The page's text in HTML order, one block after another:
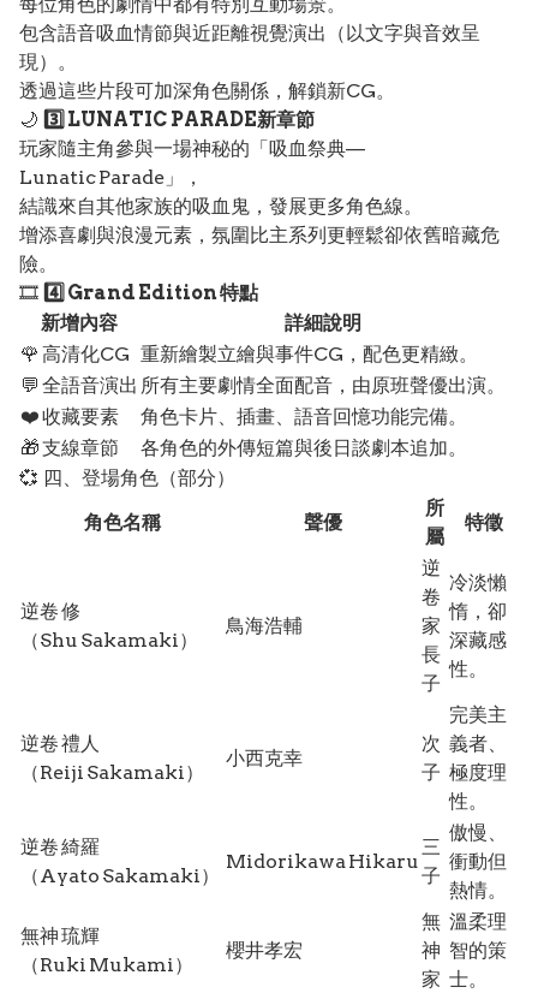
每位角色的劇情中都有特別互動場景。
包含語音吸血情節與近距離視覺演出（以文字與音效呈
現）。
透過這些片段可加深角色關係，解鎖新CG。
🌙 3️⃣ LUNATIC PARADE新章節
玩家隨主角參與一場神秘的「吸血祭典—
Lunatic Parade」，
結識來自其他家族的吸血鬼，發展更多角色線。
增添喜劇與浪漫元素，氛圍比主系列更輕鬆卻依舊暗藏危
險。
🎞️ 4️⃣ Grand Edition 特點
新增內容
詳細說明
🌹 高清化CG 重新繪製立繪與事件CG，配色更精緻。
💬 全語音演出 所有主要劇情全面配音，由原班聲優出演。
❤️ 收藏要素
角色卡片、插畫、語音回憶功能完備。
🎁 支線章節
各角色的外傳短篇與後日談劇本追加。
💞 四、登場角色（部分）
角色名稱
聲優
所
屬
特徵
逆卷 修
（Shu Sakamaki）
鳥海浩輔
逆
卷
家
長
子
冷淡懶
惰，卻
深藏感
性。
逆卷 禮人
（Reiji Sakamaki）
小西克幸
次
子
完美主
義者、
極度理
性。
逆卷 綺羅
（Ayato Sakamaki）
Midorikawa Hikaru
三
子
傲慢、
衝動但
熱情。
無神 琉輝
（Ruki Mukami）
櫻井孝宏
無
神
家
溫柔理
智的策
士。